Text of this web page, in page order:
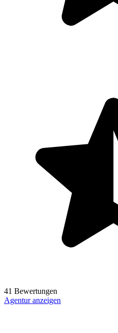
41 Bewertungen
Agentur anzeigen